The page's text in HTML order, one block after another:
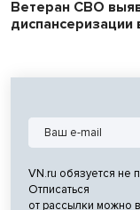
Ветеран СВО
диспансеризации
VN.ru обязуется не
Отписаться
от рассылки можно